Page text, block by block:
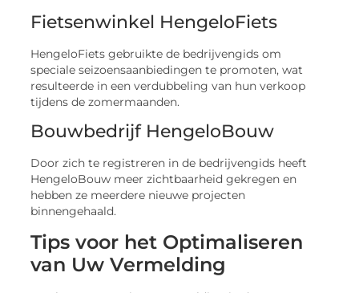
Fietsenwinkel HengeloFiets
HengeloFiets gebruikte de bedrijvengids om
speciale seizoensaanbiedingen te promoten, wat
resulteerde in een verdubbeling van hun verkoop
tijdens de zomermaanden.
Bouwbedrijf HengeloBouw
Door zich te registreren in de bedrijvengids heeft
HengeloBouw meer zichtbaarheid gekregen en
hebben ze meerdere nieuwe projecten
binnengehaald.
Tips voor het Optimaliseren
van Uw Vermelding